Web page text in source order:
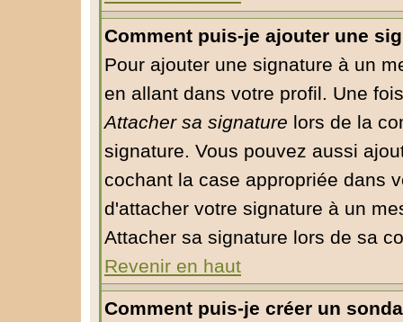
Comment puis-je ajouter une
Pour ajouter une signature à un
en allant dans votre profil. Une
Attacher sa signature lors de la
signature. Vous pouvez aussi
cochant la case appropriée dans
d'attacher votre signature à un
Attacher sa signature lors de sa
Revenir en haut
Comment puis-je créer un